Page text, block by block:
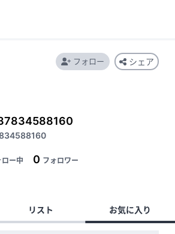
ロー中 0 フォロワー
フォロー シェア
リスト お気に入り